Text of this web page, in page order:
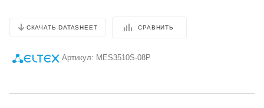
СКАЧАТЬ DATASHEET СРАВНИТЬ
Артикул: MES3510S-08P